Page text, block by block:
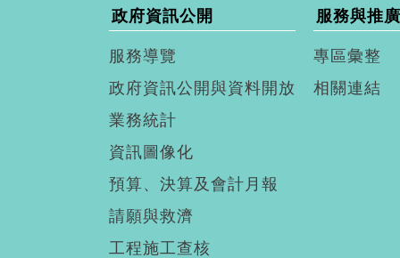
政府資訊公開
服務導覽
政府資訊公開與資料開放
業務統計
資訊圖像化
預算、決算及會計月報
請願與救濟
工程施工查核
服務與推廣
專區彙整
相關連結